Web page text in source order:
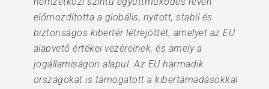
előmozdította a globális, nyitott, stabil és
biztonságos kibertér létrejöttét, amelyet az EU
alapvető értékei vezérelnek, és amely a
jogállamiságon alapul. Az EU harmadik
országokat is támogatott a kibertámadásokkal